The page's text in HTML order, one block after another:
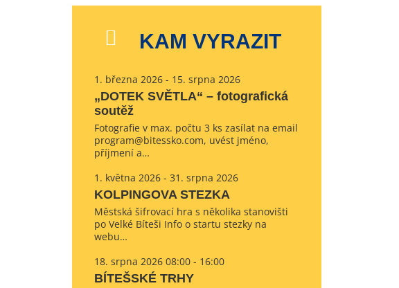
KAM VYRAZIT
1. března 2026 - 15. srpna 2026
„DOTEK SVĚTLA“ – fotografická
soutěž
Fotografie v max. počtu 3 ks zasílat na email
program@bitessko.com, uvést jméno,
příjmení a…
1. května 2026 - 31. srpna 2026
KOLPINGOVA STEZKA
Městská šifrovací hra s několika stanovišti
po Velké Bíteši Info o startu stezky na
webu…
18. srpna 2026 08:00 - 16:00
BÍTEŠSKÉ TRHY